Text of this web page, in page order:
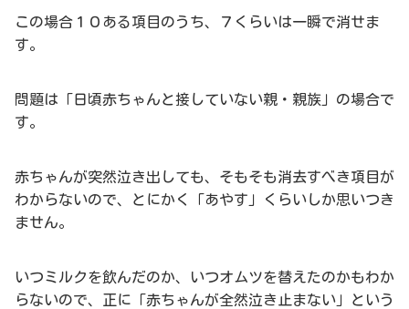
この場合１０ある項目のうち、７くらいは一瞬で消せま
す。
問題は「日頃赤ちゃんと接していない親・親族」の場合で
す。
赤ちゃんが突然泣き出しても、そもそも消去すべき項目が
わからないので、とにかく「あやす」くらいしか思いつき
ません。
いつミルクを飲んだのか、いつオムツを替えたのかもわか
らないので、正に「赤ちゃんが全然泣き止まない」という